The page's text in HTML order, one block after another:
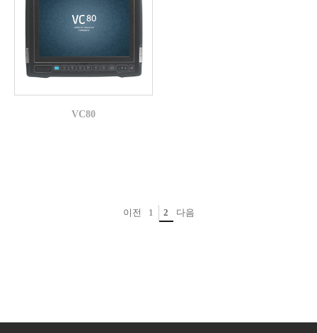
VC80
이전 1 2 다음